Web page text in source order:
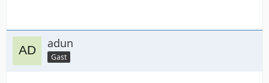
adun
Gast